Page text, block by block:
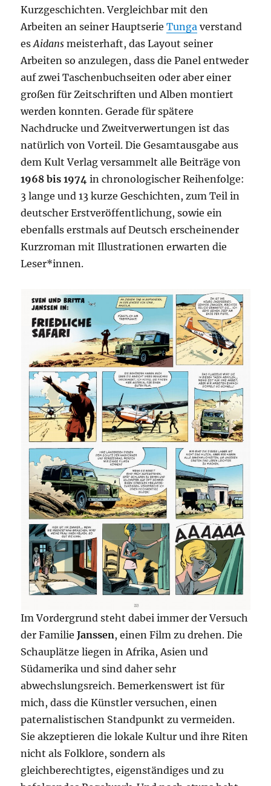
Kurzgeschichten. Vergleichbar mit den
Arbeiten an seiner HauptserieTunga verstand
esAidansmeisterhaft, das Layout seiner
Arbeiten so anzulegen, dass die Panel entweder
auf zwei Taschenbuchseiten oder aber einer
großen für Zeitschriften und Alben montiert
werden konnten. Gerade für spätere
Nachdrucke und Zweitverwertungen ist das
natürlich von Vorteil. Die Gesamtausgabe aus
dem Kult Verlag versammelt alle Beiträge von
1968 bis 1974 in chronologischer Reihenfolge:
3 lange und 13 kurze Geschichten, zum Teil in
deutscher Erstveröffentlichung, sowie ein
ebenfalls erstmals auf Deutsch erscheinender
Kurzroman mit Illustrationen erwarten die
Leser*innen.
Im Vordergrund steht dabei immer der Versuch
der FamilieJanssen, einen Film zu drehen. Die
Schauplätze liegen in Afrika, Asien und
Südamerika und sind daher sehr
abwechslungsreich. Bemerkenswert ist für
mich, dass die Künstler versuchen, einen
paternalistischen Standpunkt zu vermeiden.
Sie akzeptieren die lokale Kultur und ihre Riten
nicht als Folklore, sondern als
gleichberechtigtes, eigenständiges und zu